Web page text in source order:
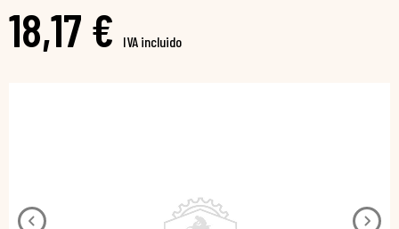
18,17 € IVA incluido